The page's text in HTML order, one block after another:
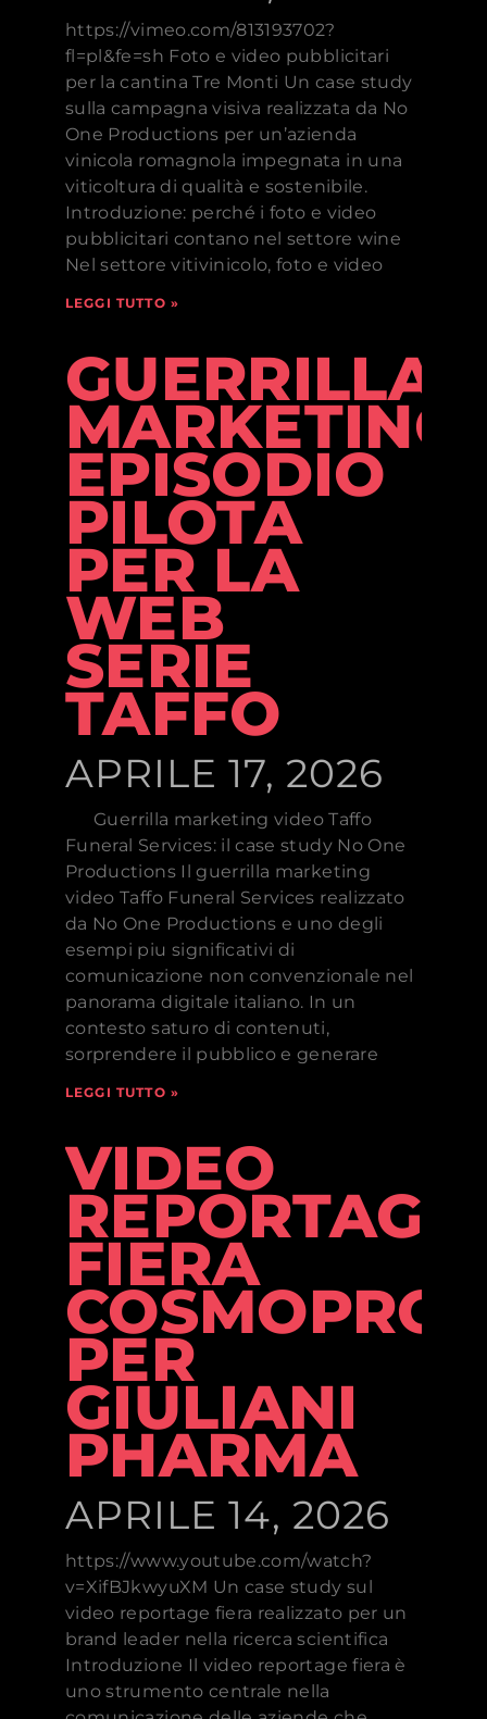
https://vimeo.com/813193702?
fl=pl&fe=sh Foto e video pubblicitari
per la cantina Tre Monti Un case study
sulla campagna visiva realizzata da No
One Productions per un’azienda
vinicola romagnola impegnata in una
viticoltura di qualità e sostenibile.
Introduzione: perché i foto e video
pubblicitari contano nel settore wine
Nel settore vitivinicolo, foto e video
LEGGI TUTTO »
GUERRILLA
MARKETING:
EPISODIO
PILOTA
PER LA
WEB
SERIE
TAFFO
APRILE 17, 2026
Guerrilla marketing video Taffo
Funeral Services: il case study No One
Productions Il guerrilla marketing
video Taffo Funeral Services realizzato
da No One Productions e uno degli
esempi piu significativi di
comunicazione non convenzionale nel
panorama digitale italiano. In un
contesto saturo di contenuti,
sorprendere il pubblico e generare
LEGGI TUTTO »
VIDEO
REPORTAGE
FIERA
PER
GIULIANI
PHARMA
APRILE 14, 2026
https://www.youtube.com/watch?
v=XifBJkwyuXM Un case study sul
video reportage fiera realizzato per un
brand leader nella ricerca scientifica
Introduzione Il video reportage fiera è
uno strumento centrale nella